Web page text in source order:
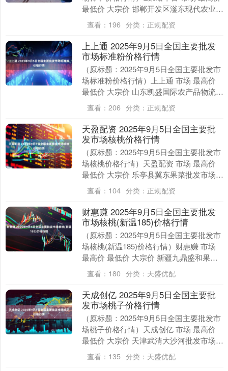
最低价 大宗价 邯郸开发区滏东现代农业管
理有限公司 5.00 3.60 4.....
查看： 196 分类： 正规配资
上上通 2025年9月5日全国主要批发
市场标准粉价格行情
（原标题：2025年9月5日全国主要批发市
场标准粉价格行情）上上通 市场 最高价
最低价 大宗价 山东凯盛国际农产品物流城
4.00 4.00 4.00 红星实....
查看： 206 分类： 正规配资
天盈配资 2025年9月5日全国主要批
发市场核桃价格行情
（原标题：2025年9月5日全国主要批发市
场核桃价格行情）天盈配资 市场 最高价
最低价 大宗价 乐亭县冀东果菜批发市场
14.00 14.00 14.00 山....
查看： 104 分类： 正规配资
财惠赚 2025年9月5日全国主要批发
市场核桃(新温185)价格行情
（原标题：2025年9月5日全国主要批发市
场核桃(新温185)价格行情）财惠赚 市场
最高价 最低价 大宗价 新疆九鼎盛和果品
经营管理有限公司 30.00 28....
查看： 180 分类： 天盛优配
天成创亿 2025年9月5日全国主要批
发市场桃子价格行情
（原标题：2025年9月5日全国主要批发市
场桃子价格行情）天成创亿 市场 最高价
最低价 大宗价 天津武清大沙河批发市场
6.00 3.40 4.70 邯郸开发....
查看： 135 分类： 天盛优配